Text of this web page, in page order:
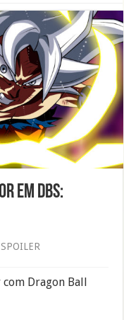
em DBS:
Dragon Ball